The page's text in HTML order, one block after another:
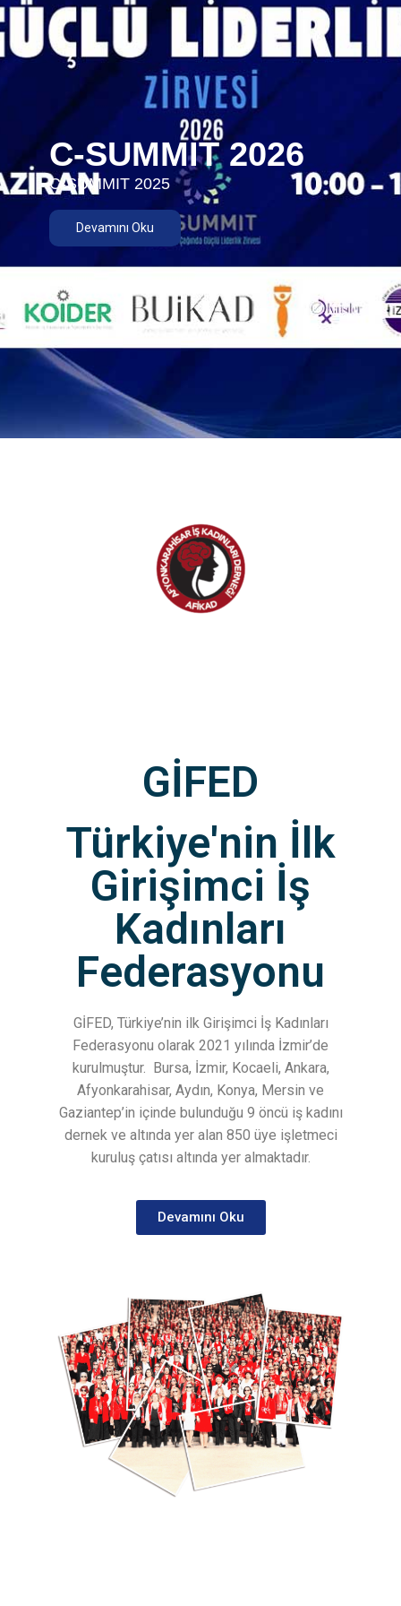
C-SUMMIT 2026
C-SUMMIT 2025
Devamını Oku
GİFED
Türkiye'nin İlk
Girişimci İş
Kadınları
Federasyonu
GİFED, Türkiye’nin ilk Girişimci İş Kadınları
Federasyonu olarak 2021 yılında İzmir’de
kurulmuştur. Bursa, İzmir, Kocaeli, Ankara,
Afyonkarahisar, Aydın, Konya, Mersin ve
Gaziantep’in içinde bulunduğu 9 öncü iş kadını
dernek ve altında yer alan 850 üye işletmeci
kuruluş çatısı altında yer almaktadır.
Devamını Oku